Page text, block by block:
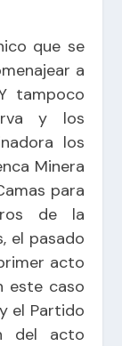
que se
a
tampoco
y los
los
Minera
para
de la
el pasado
acto
este caso
el Partido
del acto